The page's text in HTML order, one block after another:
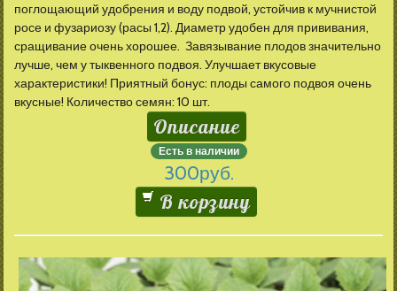
поглощающий удобрения и воду подвой, устойчив к мучнистой
росе и фузариозу (расы 1,2). Диаметр удобен для прививания,
сращивание очень хорошее. Завязывание плодов значительно
лучше, чем у тыквенного подвоя. Улучшает вкусовые
характеристики! Приятный бонус: плоды самого подвоя очень
вкусные! Количество семян: 10 шт.
Описание
Есть в наличии
300руб.
В корзину